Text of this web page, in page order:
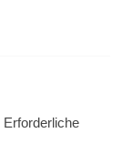
Erforderliche